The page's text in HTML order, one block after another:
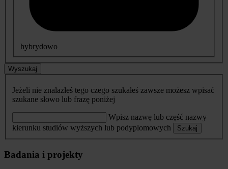
hybrydowo
Wyszukaj
Jeżeli nie znalazłeś tego czego szukałeś zawsze możesz wpisać
szukane słowo lub frazę poniżej
Wpisz nazwę lub część nazwy
kierunku studiów wyższych lub podyplomowych
Szukaj
Badania i projekty